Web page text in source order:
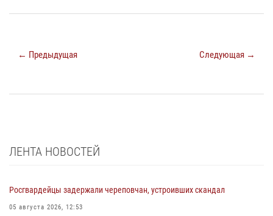
← Предыдущая Следующая →
ЛЕНТА НОВОСТЕЙ
Росгвардейцы задержали череповчан, устроивших скандал
05 августа 2026, 12:53